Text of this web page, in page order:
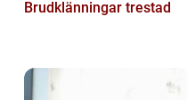
Brudklänningar trestad